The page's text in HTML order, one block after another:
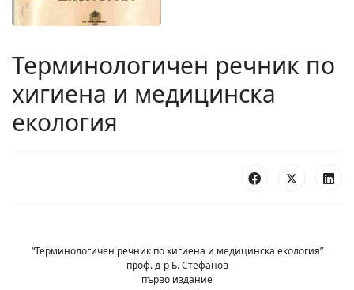
Терминологичен речник по
хигиена и медицинска
екология
“Терминологичен речник по хигиена и медицинска екология”
проф. д-р Б. Стефанов
първо издание